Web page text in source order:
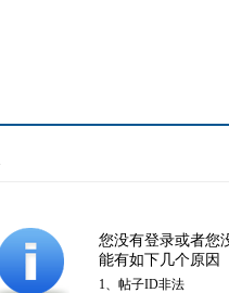
您没有登录或者您
能有如下几个原因
1、帖子ID非法